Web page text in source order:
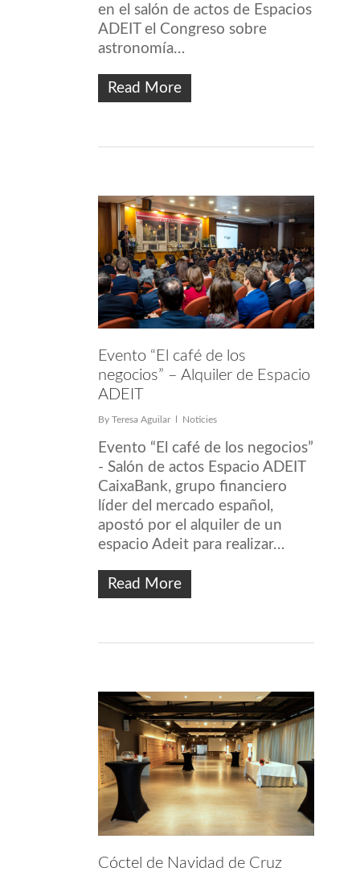
en el salón de actos de Espacios
ADEIT el Congreso sobre
astronomía…
Read More
Evento “El café de los
negocios” – Alquiler de Espacio
ADEIT
By Teresa Aguilar Noticies
Evento “El café de los negocios”
- Salón de actos Espacio ADEIT
CaixaBank, grupo financiero
líder del mercado español,
apostó por el alquiler de un
espacio Adeit para realizar…
Read More
Cóctel de Navidad de Cruz